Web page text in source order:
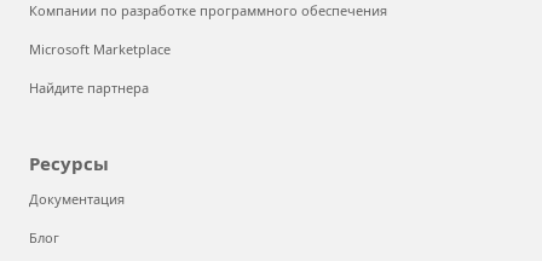
Компании по разработке программного обеспечения
Microsoft Marketplace
Найдите партнера
Ресурсы
Документация
Блог